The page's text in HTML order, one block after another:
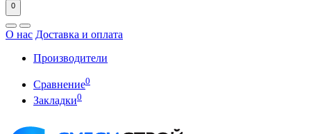
0
О нас Доставка и оплата
Производители
Сравнение0
Закладки0